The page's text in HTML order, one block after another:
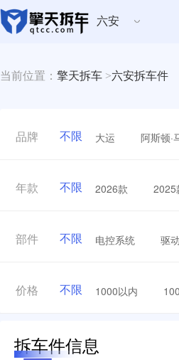
六安
当前位置： 擎天拆车 >六安拆车件
品牌 不限 大运 阿斯顿·
年款 不限 2026款 2025
部件 不限 电控系统 驱
价格 不限 1000以内
拆车件信息